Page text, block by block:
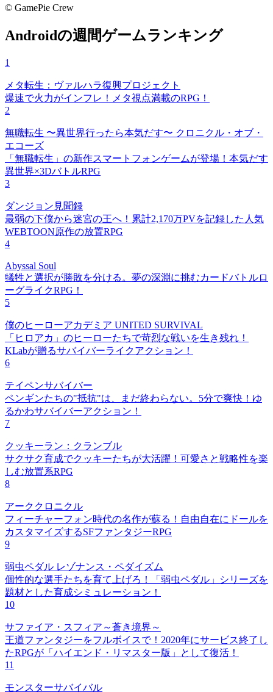
© GamePie Crew
Androidの週間ゲームランキング
1
メタ転生：ヴァルハラ復興プロジェクト
爆速で火力がインフレ！メタ視点満載のRPG！
2
無職転生 〜異世界行ったら本気だす〜 クロニクル・オブ・
エコーズ
「無職転生」の新作スマートフォンゲームが登場！本気だす
異世界×3DバトルRPG
3
ダンジョン見聞録
最弱の下僕から迷宮の王へ！累計2,170万PVを記録した人気
WEBTOON原作の放置RPG
4
Abyssal Soul
犠牲と選択が勝敗を分ける。夢の深淵に挑むカードバトルロ
ーグライクRPG！
5
僕のヒーローアカデミア UNITED SURVIVAL
「ヒロアカ」のヒーローたちで苛烈な戦いを生き残れ！
KLabが贈るサバイバーライクアクション！
6
テイペンサバイバー
ペンギンたちの"抵抗"は、まだ終わらない。5分で爽快！ゆ
るかわサバイバーアクション！
7
クッキーラン：クランブル
サクサク育成でクッキーたちが大活躍！可愛さと戦略性を楽
しむ放置系RPG
8
アーククロニクル
フィーチャーフォン時代の名作が蘇る！自由自在にドールを
カスタマイズするSFファンタジーRPG
9
弱虫ペダル レゾナンス・ペダイズム
個性的な選手たちを育て上げろ！「弱虫ペダル」シリーズを
題材とした育成シミュレーション！
10
サファイア・スフィア～蒼き境界～
王道ファンタジーをフルボイスで！2020年にサービス終了し
たRPGが「ハイエンド・リマスター版」として復活！
11
モンスターサバイバル